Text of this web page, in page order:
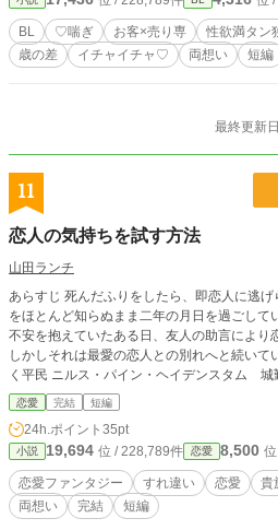
す。 ※ 素敵な表紙は、
なし』様からお借りしま
BL ♡喘ぎ お客×売り専
性欲満タン
歳の差
イチャイチャ♡ 両想い 短編
最終更新
11
恋人の気持ちを試す方法
山田ランチ
あらすじ 死んだふりをしたら、即恋人に逃げられました。 ベ
をほとんど知らぬまま二年の月日を過ごし
不安を抱えていたある日、友人の助言により
しかしそれは最愛の恋人との別れへと続いていた。 登場人物 ベルタ
く平民 ニルス・パイン・ヘイデンスタム
の団員 クヌート オーア歌劇団の団長でカミ
恋愛 完結 短編
24h.ポイント 35pt
小説 19,694 位 / 228,789件 恋愛 8,500
恋愛ファンタジー すれ違い 恋愛 貴
両想い
完結 短編